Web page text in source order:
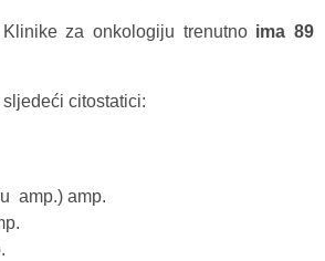
za onkologiju trenutno ima 89
sljedeći citostatici:
amp.) amp.